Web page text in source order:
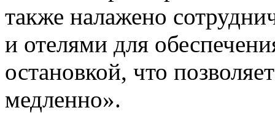
также налажено
и отелями для
остановкой, что
медленно».